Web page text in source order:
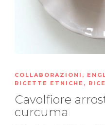
COLLABORAZIONI ,
RICETTE ETNICHE ,
Cavolfiore
curcuma